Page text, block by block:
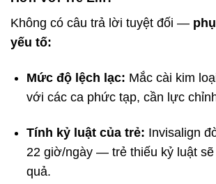
Không có câu trả lời tuyệt đối —
yếu tố:
Mức độ lệch lạc: Mắc cài kim
với các ca phức tạp, cần lực
Tính kỷ luật của trẻ: Invisalign
22 giờ/ngày — trẻ thiếu kỷ luật sẽ
quả.